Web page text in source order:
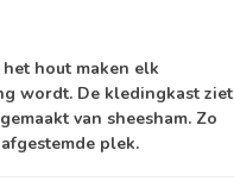
hout maken elk
wordt. De kledingkast ziet
van sheesham. Zo
plek.